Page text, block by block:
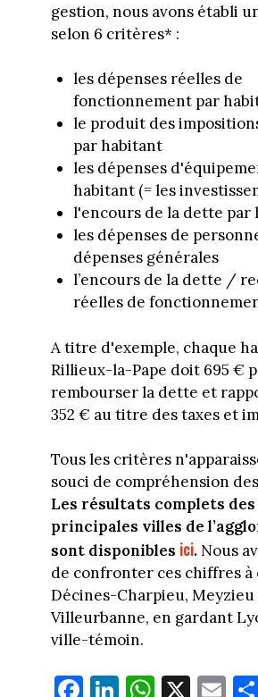
gestion, nous avons établi
selon 6 critères* :
les dépenses réelles de
fonctionnement par
le produit des
par habitant
les dépenses
habitant (= les
l'encours de la dette par
les dépenses de
dépenses générales
l’encours de la dette /
réelles de
A titre d'exemple, chaque
Rillieux-la-Pape doit 695 €
rembourser la dette et
352 € au titre des taxes et
Tous les critères
souci de compréhension
Les résultats complets des
principales villes de
sont disponibles ici. Nous
de confronter ces chiffres à
Décines-Charpieu, Meyzieu
Villeurbanne, en gardant
ville-témoin.